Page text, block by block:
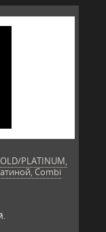
PLATINUM,
Combi